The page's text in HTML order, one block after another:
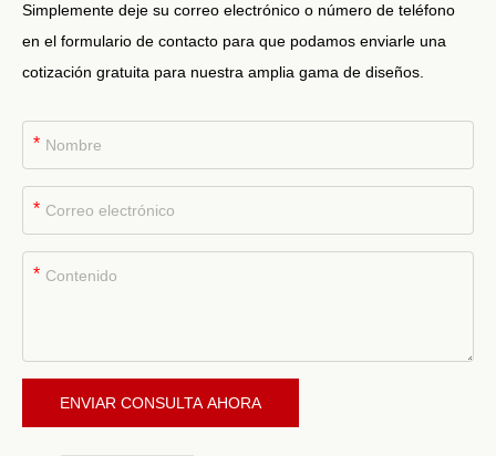
Simplemente deje su correo electrónico o número de teléfono
en el formulario de contacto para que podamos enviarle una
cotización gratuita para nuestra amplia gama de diseños.
*
*
*
ENVIAR CONSULTA AHORA